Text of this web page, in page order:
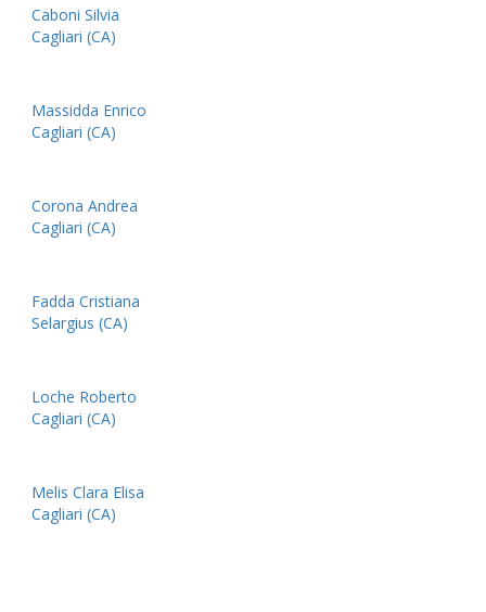
Caboni Silvia
Cagliari (CA)
Massidda Enrico
Cagliari (CA)
Corona Andrea
Cagliari (CA)
Fadda Cristiana
Selargius (CA)
Loche Roberto
Cagliari (CA)
Melis Clara Elisa
Cagliari (CA)